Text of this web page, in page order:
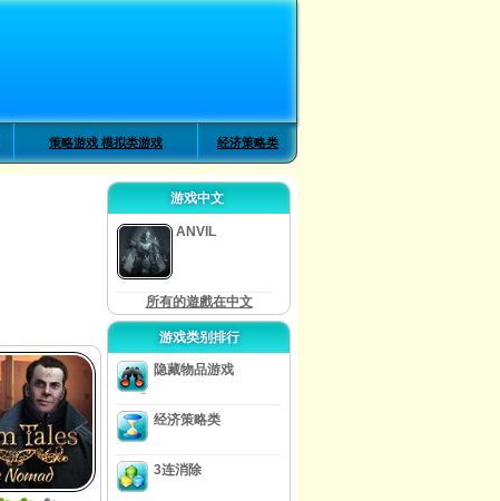
策略游戏 模拟类游戏 经济策略类
游戏中文
ANVIL
所有的遊戲在中文
游戏类别排行
隐藏物品游戏
经济策略类
3连消除